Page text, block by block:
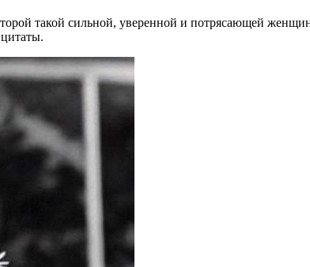
такой сильной, уверенной и потрясающей